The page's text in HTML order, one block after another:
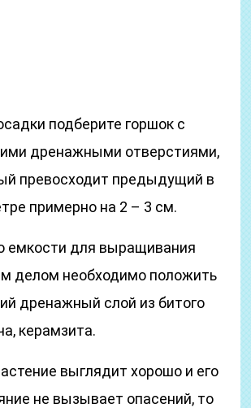
подберите горшок с
дренажными отверстиями,
превосходит предыдущий в
примерно на 2 – 3 см.
емкости для выращивания
делом необходимо положить
дренажный слой из битого
керамзита.
выглядит хорошо и его
не вызывает опасений, то